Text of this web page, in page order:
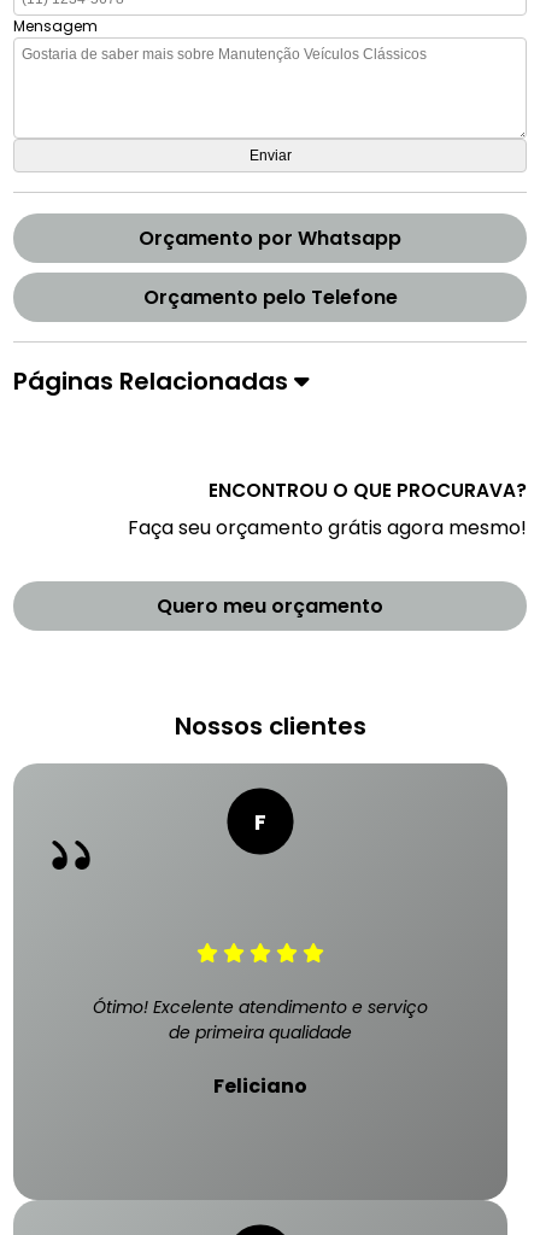
Mensagem
Orçamento por Whatsapp
Orçamento pelo Telefone
Páginas Relacionadas
ENCONTROU O QUE PROCURAVA?
Faça seu orçamento grátis agora mesmo!
Quero meu orçamento
Nossos clientes
Ótimo! Excelente atendimento e serviço
de primeira qualidade
Feliciano